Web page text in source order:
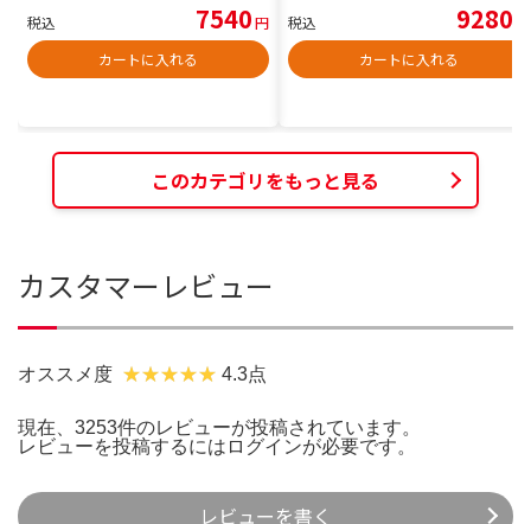
税込 7540円
カートに入れる
税込 9280
カートに入れる
このカテゴリをもっと見る
カスタマーレビュー
オススメ度 4.3点
現在、3253件のレビューが投稿されています。
レビューを投稿するには ログインが必要です。
レビューを書く